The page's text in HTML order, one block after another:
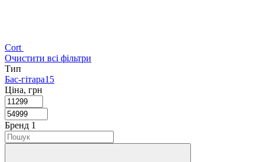
Cort
Очистити всі фільтри
Тип
Бас-гітара15
Ціна, грн
Бренд 1